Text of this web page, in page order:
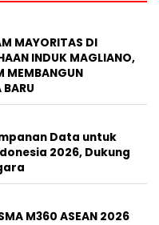
MAYORITAS DI
INDUK MAGLIANO,
MEMBANGUN
Data untuk
2026, Dukung
M360 ASEAN 2026